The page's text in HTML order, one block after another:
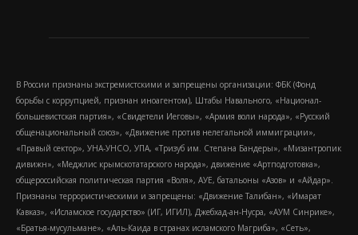
В России признаны экстремистскими и запрещены организации: ФБК (Фонд
борьбы с коррупцией, признан иноагентом), Штабы Навального, «Национал-
большевистская партия», «Свидетели Иеговы», «Армия воли народа», «Русский
общенациональный союз», «Движение против нелегальной иммиграции»,
«Правый сектор», УНА-УНСО, УПА, «Тризуб им. Степана Бандеры», «Мизантропик
дивижн», «Меджлис крымскотатарского народа», движение «Артподготовка»,
общероссийская политическая партия «Воля», АУЕ, батальоны «Азов» и «Айдар».
Признаны террористическими и запрещены: «Движение Талибан», «Имарат
Кавказ», «Исламское государство» (ИГ, ИГИЛ), Джебхад-ан-Нусра, «АУМ Синрике»,
«Братья-мусульмане», «Аль-Каида в странах исламского Магриба», «Сеть»,